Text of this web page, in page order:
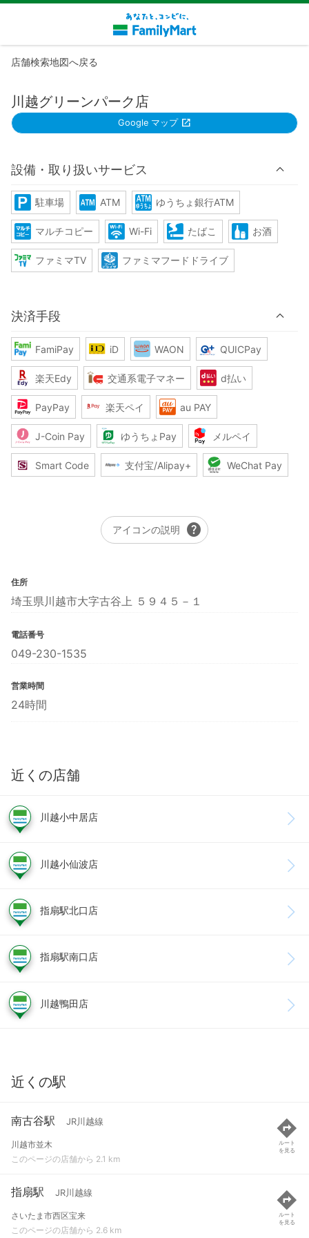
店舗検索地図へ戻る
川越グリーンパーク店
Google マップ
設備・取り扱いサービス
駐車場 ATM ゆうちょ銀行ATM
マルチコピー Wi-Fi たばこ お酒
ファミマTV ファミマフードドライブ
決済手段
FamiPay iD WAON QUICPay
楽天Edy 交通系電子マネー d払い
PayPay 楽天ペイ au PAY
J-Coin Pay ゆうちょPay メルペイ
Smart Code 支付宝/Alipay+ WeChat Pay
アイコンの説明 help
住所
埼玉県川越市大字古谷上 ５９４５－１
電話番号
049-230-1535
営業時間
24時間
近くの店舗
川越小中居店
川越小仙波店
指扇駅北口店
指扇駅南口店
川越鴨田店
近くの駅
南古谷駅 JR川越線
川越市並木
このページの店舗から 2.1 km
ルート
を見る
指扇駅 JR川越線
さいたま市西区宝来
このページの店舗から 2.6 km
ルート
を見る